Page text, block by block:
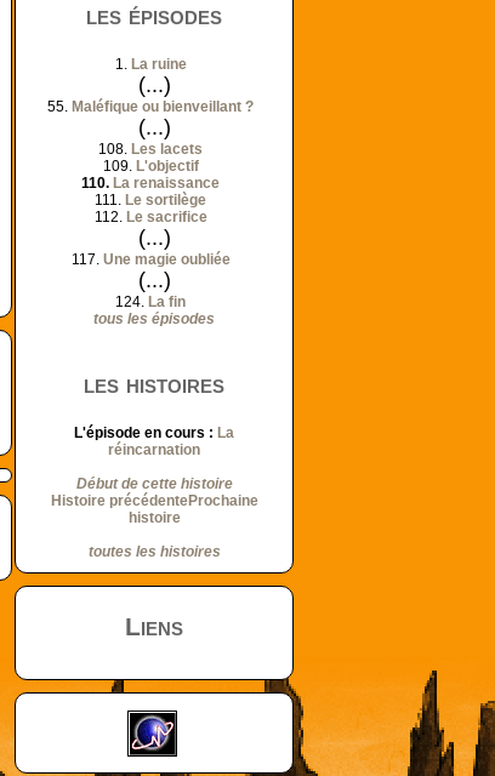
les épisodes
1. La ruine
(...)
55. Maléfique ou bienveillant ?
(...)
108. Les lacets
109. L'objectif
110. La renaissance
111. Le sortilège
112. Le sacrifice
(...)
117. Une magie oubliée
(...)
124. La fin
tous les épisodes
les histoires
L'épisode en cours : La
réincarnation
Début de cette histoire
Histoire précédenteProchaine
histoire
toutes les histoires
Liens